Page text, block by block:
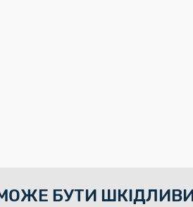
БУТИ